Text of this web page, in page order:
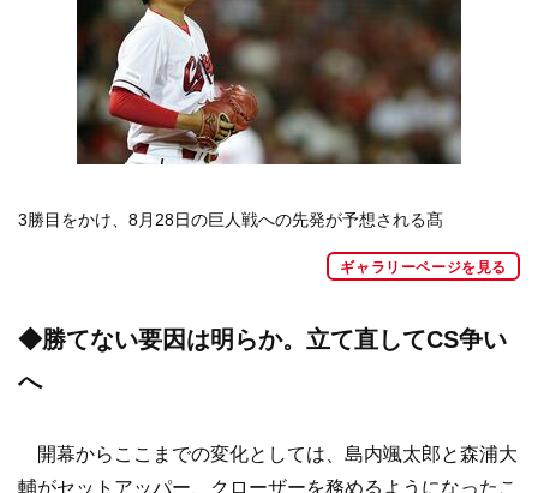
3勝目をかけ、8月28日の巨人戦への先発が予想される髙
ギャラリーページを見る
◆勝てない要因は明らか。立て直してCS争い
へ
開幕からここまでの変化としては、島内颯太郎と森浦大
輔がセットアッパー、クローザーを務めるようになったこ